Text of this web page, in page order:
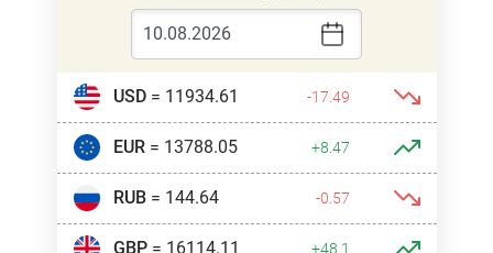
USD= 11934.61 -17.49
EUR= 13788.05 +8.47
RUB= 144.64 -0.57
GBP= 16114.11 +48.1